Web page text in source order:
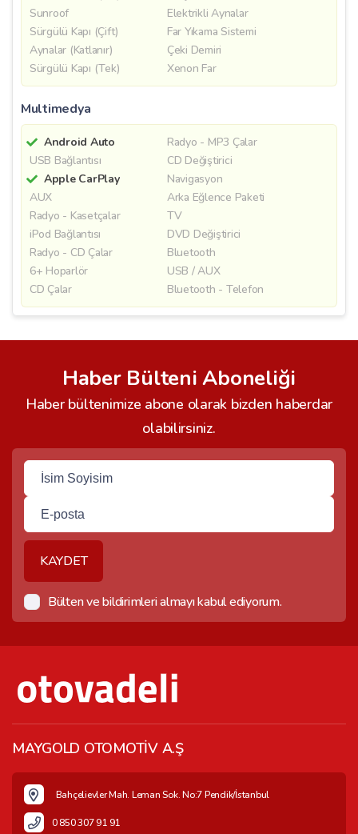
Sunroof
Elektrikli Aynalar
Sürgülü Kapı (Çift)
Far Yıkama Sistemi
Aynalar (Katlanır)
Çeki Demiri
Sürgülü Kapı (Tek)
Xenon Far
Multimedya
Android Auto
Radyo - MP3 Çalar
USB Bağlantısı
CD Değiştirici
Apple CarPlay
Navigasyon
AUX
Arka Eğlence Paketi
Radyo - Kasetçalar
TV
iPod Bağlantısı
DVD Değiştirici
Radyo - CD Çalar
Bluetooth
6+ Hoparlör
USB / AUX
CD Çalar
Bluetooth - Telefon
Haber Bülteni Aboneliği
Haber bültenimize abone olarak bizden haberdar
olabilirsiniz.
KAYDET
Bülten ve bildirimleri almayı kabul ediyorum.
MAYGOLD OTOMOTİV A.Ş
Bahçelievler Mah. Leman Sok. No:7 Pendik/İstanbul
0 850 307 91 91